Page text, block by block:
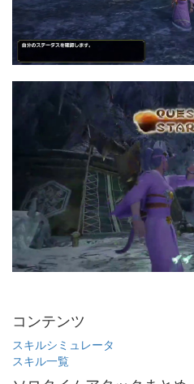
コンテンツ
スキルシミュレータ
スキル一覧